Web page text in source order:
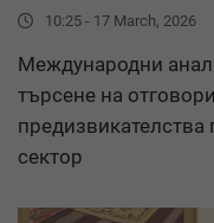
10:25 - 17 March, 2026
Международни
търсене на
сектор